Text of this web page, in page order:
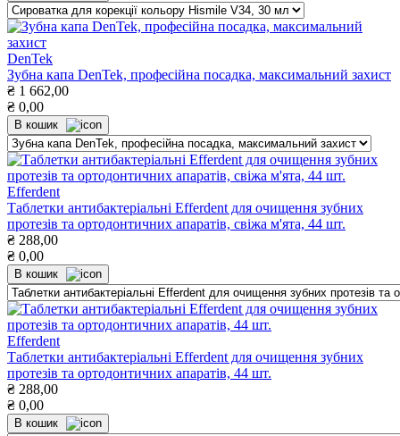
DenTek
Зубна капа DenTek, професійна посадка, максимальний захист
₴ 1 662,00
₴ 0,00
В кошик
Efferdent
Таблетки антибактеріальні Efferdent для очищення зубних
протезів та ортодонтичних апаратів, свіжа м'ята, 44 шт.
₴ 288,00
₴ 0,00
В кошик
Efferdent
Таблетки антибактеріальні Efferdent для очищення зубних
протезів та ортодонтичних апаратів, 44 шт.
₴ 288,00
₴ 0,00
В кошик